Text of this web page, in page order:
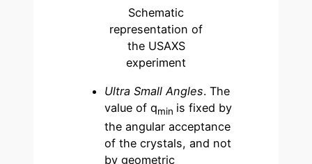
Schematic
representation of
the USAXS
experiment
Ultra Small Angles. The
value of qmin is fixed by
the angular acceptance
of the crystals, and not
by geometric